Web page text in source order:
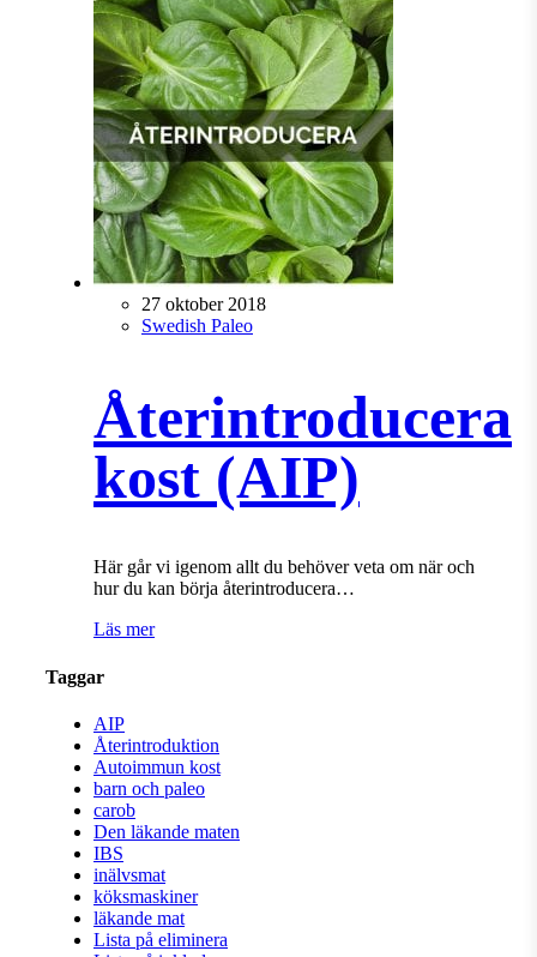
27 oktober 2018
Swedish Paleo
Återintroducera
kost (AIP)
Här går vi igenom allt du behöver veta om när och
hur du kan börja återintroducera…
Läs mer
Taggar
AIP
Återintroduktion
Autoimmun kost
barn och paleo
carob
Den läkande maten
IBS
inälvsmat
köksmaskiner
läkande mat
Lista på eliminera